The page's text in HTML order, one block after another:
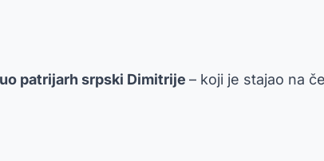
patrijarh srpski Dimitrije – koji je stajao na